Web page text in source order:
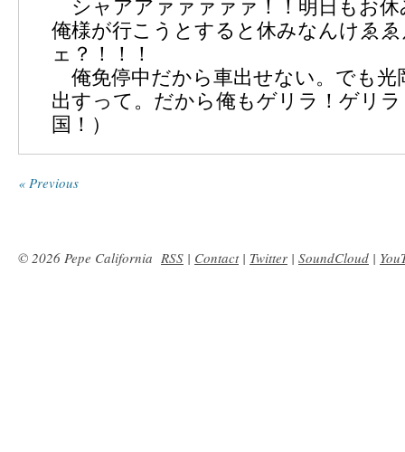
シャアアァァァァァ！！明日もお休
俺様が行こうとすると休みなんけゑ
ェ？！！！
俺免停中だから車出せない。でも光
出すって。だから俺もゲリラ！ゲリ
国！）
« Previous
© 2026 Pepe California RSS | Contact| Twitter | SoundCloud |